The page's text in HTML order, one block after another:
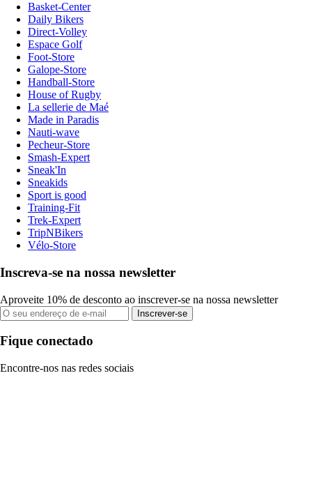
Basket-Center
Daily Bikers
Direct-Volley
Espace Golf
Foot-Store
Galope-Store
Handball-Store
House of Rugby
La sellerie de Maé
Made in Paradis
Nauti-wave
Pecheur-Store
Smash-Expert
Sneak'In
Sneakids
Sport is good
Training-Fit
Trek-Expert
TripNBikers
Vélo-Store
Inscreva-se na nossa newsletter
Aproveite 10% de desconto ao inscrever-se na nossa newsletter
Inscrever-se
Fique conectado
Encontre-nos nas redes sociais